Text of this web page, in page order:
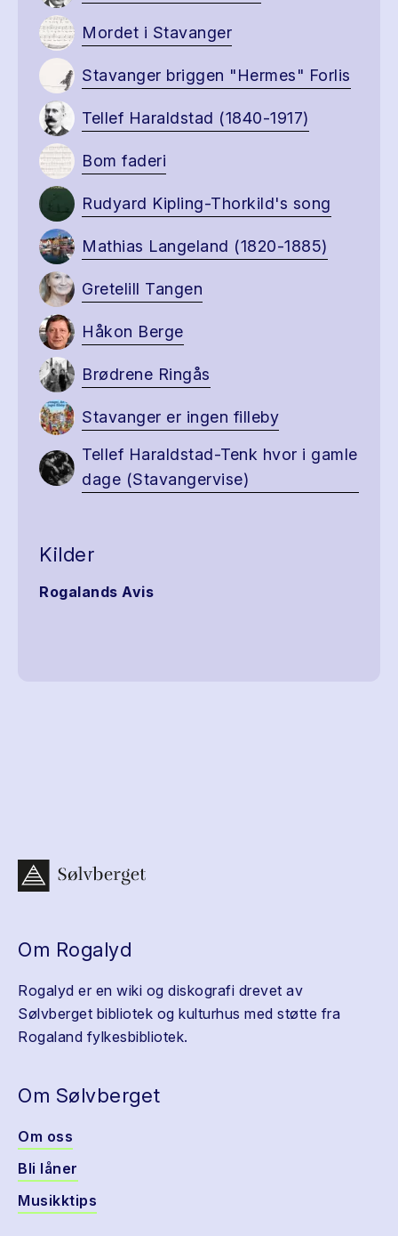
Mordet i Stavanger
Stavanger briggen "Hermes" Forlis
Tellef Haraldstad (1840-1917)
Bom faderi
Rudyard Kipling-Thorkild's song
Mathias Langeland (1820-1885)
Gretelill Tangen
Håkon Berge
Brødrene Ringås
Stavanger er ingen filleby
Tellef Haraldstad-Tenk hvor i gamle
dage (Stavangervise)
Kilder
Rogalands Avis
Om Rogalyd
Rogalyd er en wiki og diskografi drevet av
Sølvberget bibliotek og kulturhus med støtte fra
Rogaland fylkesbibliotek.
Om Sølvberget
Om oss
Bli låner
Musikktips